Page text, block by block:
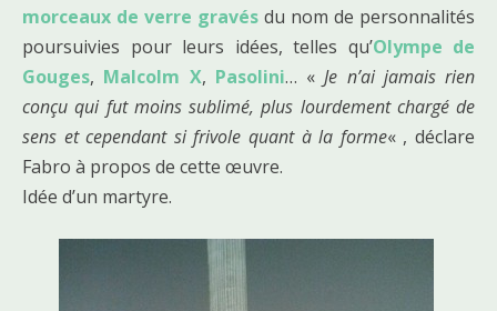
morceaux de verre gravés du nom de personnalités
poursuivies pour leurs idées, telles qu’Olympe de
Gouges, Malcolm X, Pasolini… «Je n’ai jamais rien
conçu qui fut moins sublimé, plus lourdement chargé de
sens et cependant si frivole quant à la forme« , déclare
Fabro à propos de cette œuvre.
Idée d’un martyre.